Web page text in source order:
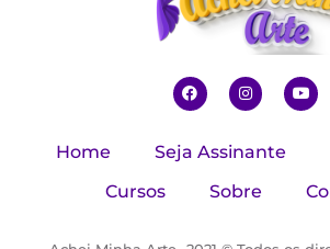
Home Seja Assinante
Cursos
Sobre